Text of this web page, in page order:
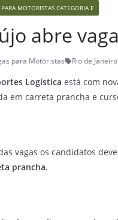
PARA MOTORISTAS CATEGORIA E
abre
para Motoristas Rio de Janeiro
Logística está com
em carreta prancha e
vagas os candidatos
prancha.